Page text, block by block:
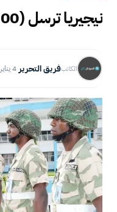
نيجيريا ترسل (800) جندي الى دارفور
الكاتبفريق التحرير·4 يناير 2017 · 13:46